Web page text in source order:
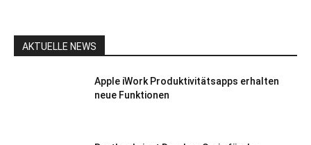
AKTUELLE NEWS
Apple iWork Produktivitätsapps erhalten
neue Funktionen